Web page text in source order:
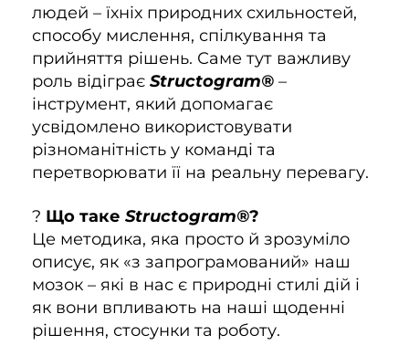
людей – їхніх природних схильностей,
способу мислення, спілкування та
прийняття рішень. Саме тут важливу
роль відіграє Structogram® –
інструмент, який допомагає
усвідомлено використовувати
різноманітність у команді та
перетворювати її на реальну перевагу.
? Що таке Structogram®?
Це методика, яка просто й зрозуміло
описує, як «з запрограмований» наш
мозок – які в нас є природні стилі дій і
як вони впливають на наші щоденні
рішення, стосунки та роботу.